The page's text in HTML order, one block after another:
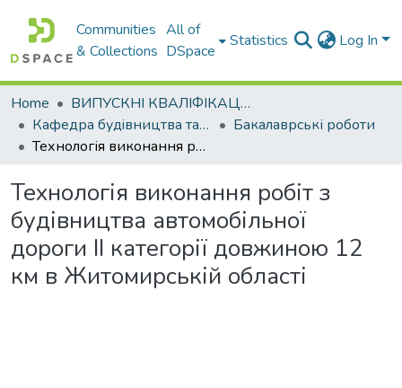
Communities
& Collections
All of
DSpace
Statistics Log In
Home
ВИПУСКНІ КВАЛІФІКАЦІЙНІ РОБОТИ
Кафедра будiвництва та експлуатацiї автомобiльних дорiг
Бакалаврські роботи
Технологія виконання робіт з будівництва автомобільної дороги ІІ категорії довжиною 12 км в Житомирській області
Технологія виконання робіт з
будівництва автомобільної
дороги ІІ категорії довжиною 12
км в Житомирській області